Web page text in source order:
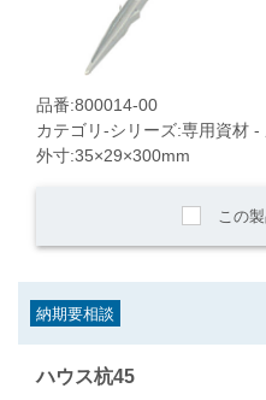
品番:800014-00
カテゴリ-シリーズ:専用資材
外寸:35×29×300mm
この
納期要相談
ハウス杭45